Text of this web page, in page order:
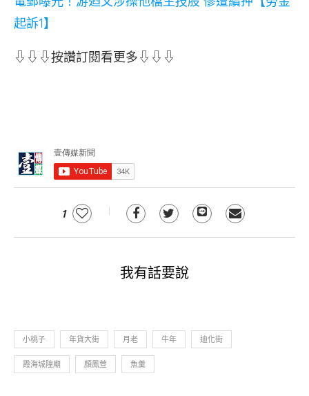
起訴1】
⇩⇩⇩按讚訂閱看更多⇩⇩⇩
1
我有話要說
小桃子 年貨大街 月老 牛年 迪化街
霞海城隍廟 顏鳳萱 魚羹